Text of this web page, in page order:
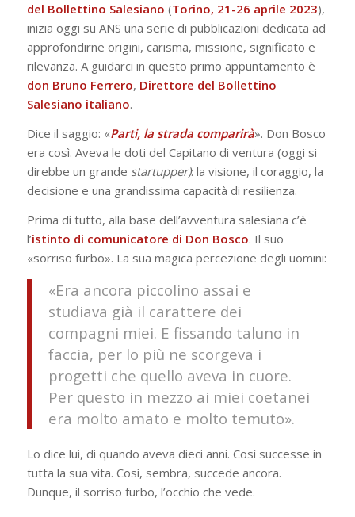
del Bollettino Salesiano (Torino, 21-26 aprile 2023),
inizia oggi su ANS una serie di pubblicazioni dedicata ad
approfondirne origini, carisma, missione, significato e
rilevanza. A guidarci in questo primo appuntamento è
don Bruno Ferrero, Direttore del Bollettino
Salesiano italiano.
Dice il saggio: «Parti, la strada comparirà». Don Bosco
era così. Aveva le doti del Capitano di ventura (oggi si
direbbe un grande startupper): la visione, il coraggio, la
decisione e una grandissima capacità di resilienza.
Prima di tutto, alla base dell’avventura salesiana c’è
l’istinto di comunicatore di Don Bosco. Il suo
«sorriso furbo». La sua magica percezione degli uomini:
«Era ancora piccolino assai e
studiava già il carattere dei
compagni miei. E fissando taluno in
faccia, per lo più ne scorgeva i
progetti che quello aveva in cuore.
Per questo in mezzo ai miei coetanei
era molto amato e molto temuto».
Lo dice lui, di quando aveva dieci anni. Così successe in
tutta la sua vita. Così, sembra, succede ancora.
Dunque, il sorriso furbo, l’occhio che vede.